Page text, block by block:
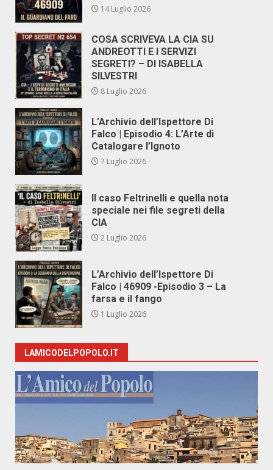
14 Luglio 2026
COSA SCRIVEVA LA CIA SU
ANDREOTTI E I SERVIZI
SEGRETI? – DI ISABELLA
SILVESTRI
8 Luglio 2026
L’Archivio dell’Ispettore Di
Falco | Episodio 4: L’Arte di
Catalogare l’Ignoto
7 Luglio 2026
Il caso Feltrinelli e quella nota
speciale nei file segreti della
CIA
2 Luglio 2026
L’Archivio dell’Ispettore Di
Falco | 46909 -Episodio 3 – La
farsa e il fango
1 Luglio 2026
LAMICODELPOPOLO.IT